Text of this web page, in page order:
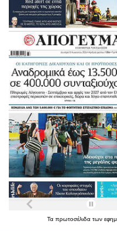
Τα πρωτοσέλιδα των